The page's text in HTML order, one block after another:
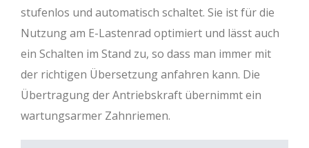
stufenlos und automatisch schaltet. Sie ist für die
Nutzung am E-Lastenrad optimiert und lässt auch
ein Schalten im Stand zu, so dass man immer mit
der richtigen Übersetzung anfahren kann. Die
Übertragung der Antriebskraft übernimmt ein
wartungsarmer Zahnriemen.